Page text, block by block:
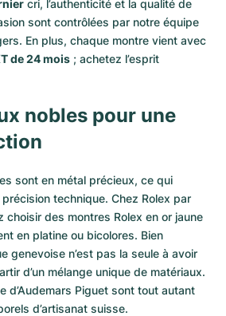
cri, l’authenticité et la qualité de
sont contrôlées par notre équipe
En plus, chaque montre vient avec
de 24 mois ; achetez l’esprit
nobles pour une
sont en métal précieux, ce qui
précision technique. Chez Rolex par
choisir des montres Rolex en or jaune
en platine ou bicolores. Bien
genevoise n’est pas la seule à avoir
d’un mélange unique de matériaux.
d’Audemars Piguet sont tout autant
d’artisanat suisse.